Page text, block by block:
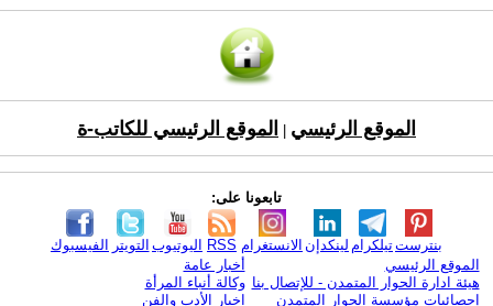
الموقع الرئيسي الموقع الرئيسي للكاتب-ة
تابعونا على:
الفيسبوك التويتر اليوتيوب RSS الانستغرام لينكدإن تيلكرامبنترست
الموقع الرئيسي
هيئة ادارة الحوار المتمدن - للإتصال بنا
إحصائيات مؤسسة الحوار المتمدن
أخبار عامة
وكالة أنباء المرأة
اخبار الأدب والفن